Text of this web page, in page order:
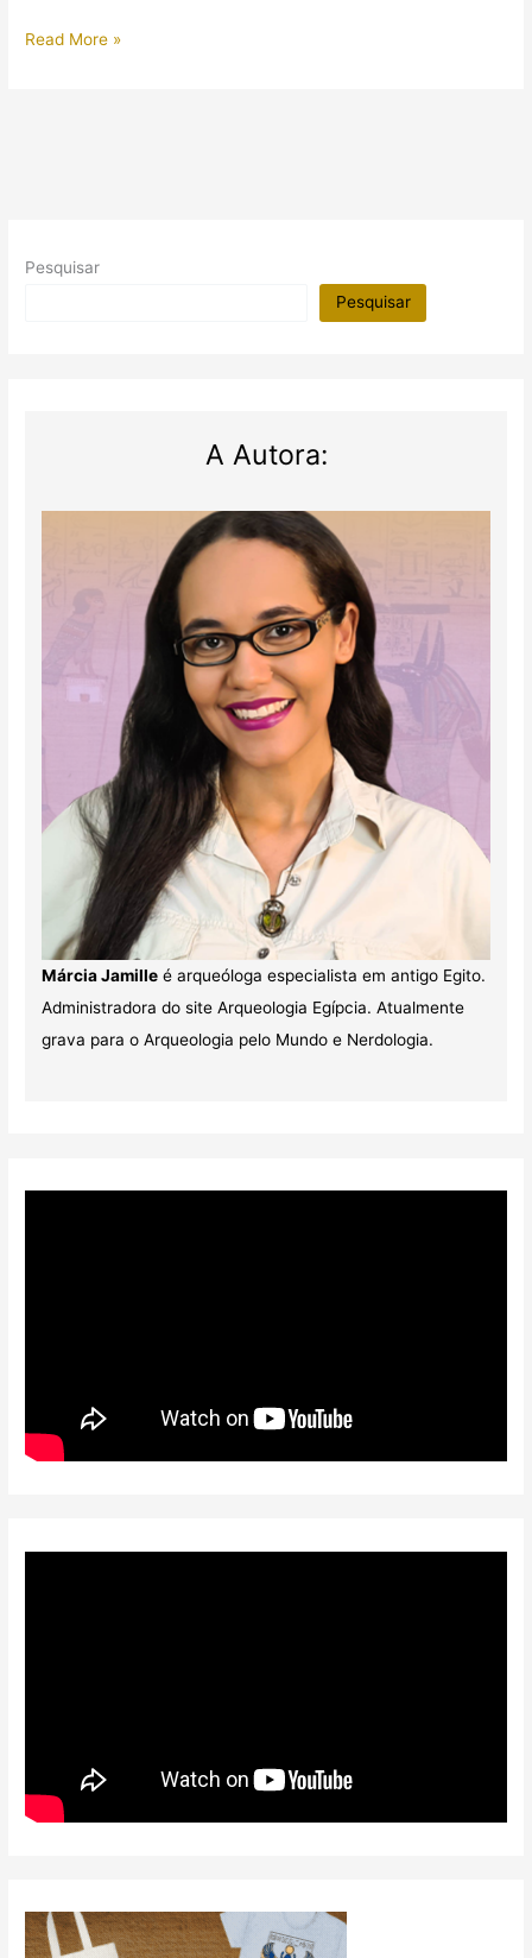
Egito:
Read More »
Pesquisar
Pesquisar
A Autora:
Márcia Jamilleé arqueóloga especialista em antigo Egito.
Administradora do site Arqueologia Egípcia. Atualmente
grava para o Arqueologia pelo Mundo e Nerdologia.